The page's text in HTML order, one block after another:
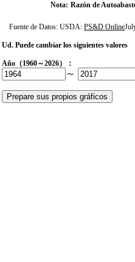
Nota: Razón de
Fuente de Datos: USDA: PS&D Online
Ud. Puede cambiar los siguientes valores
Año（1960～2026）：
～